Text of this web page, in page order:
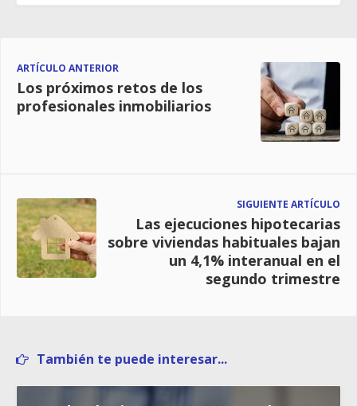
ARTÍCULO ANTERIOR
Los próximos retos de los
profesionales inmobiliarios
SIGUIENTE ARTÍCULO
Las ejecuciones hipotecarias
sobre viviendas habituales bajan
un 4,1% interanual en el
segundo trimestre
También te puede interesar...